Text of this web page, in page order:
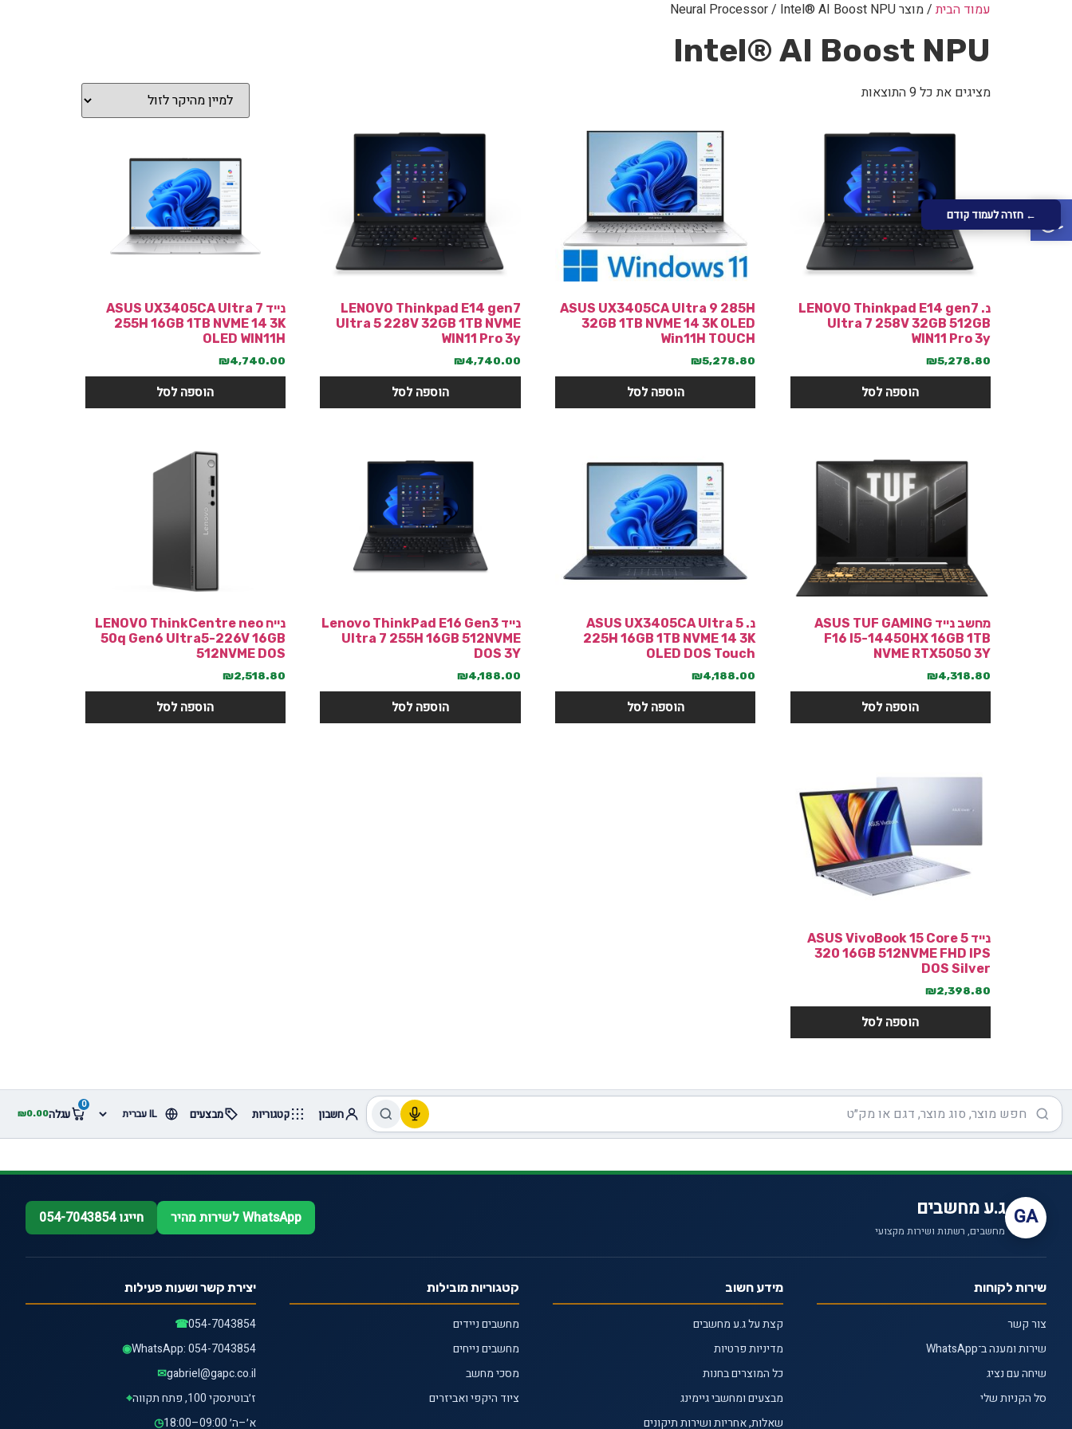
עמוד הבית/ מוצר Neural Processor / Intel® AI Boost NPU
Intel® AI Boost NPU
מציגים את כל ⁦9⁩ התוצאות
נ. LENOVO Thinkpad E14 gen7
Ultra 7 258V 32GB 512GB
WIN11 Pro 3y
₪5,278.80
הוספה לסל
ASUS UX3405CA Ultra 9 285H
32GB 1TB NVME 14 3K OLED
Win11H TOUCH
₪5,278.80
הוספה לסל
LENOVO Thinkpad E14 gen7
Ultra 5 228V 32GB 1TB NVME
WIN11 Pro 3y
₪4,740.00
הוספה לסל
נייד ASUS UX3405CA Ultra 7
255H 16GB 1TB NVME 14 3K
OLED WIN11H
₪4,740.00
הוספה לסל
מחשב נייד ASUS TUF GAMING
F16 I5-14450HX 16GB 1TB
NVME RTX5050 3Y
₪4,318.80
הוספה לסל
נ. ASUS UX3405CA Ultra 5
225H 16GB 1TB NVME 14 3K
OLED DOS Touch
₪4,188.00
הוספה לסל
נייד Lenovo ThinkPad E16 Gen3
Ultra 7 255H 16GB 512NVME
DOS 3Y
₪4,188.00
הוספה לסל
נייח LENOVO ThinkCentre neo
50q Gen6 Ultra5-226V 16GB
512NVME DOS
₪2,518.80
הוספה לסל
נייד ASUS VivoBook 15 Core 5
320 16GB 512NVME FHD IPS
DOS Silver
₪2,398.80
הוספה לסל
חשבון קטגוריות מבצעים
0
עגלה ₪0.00
← חזרה לעמוד קודם
פתח סרגל נגישות
GA ג.ע מחשבים
מחשבים, רשתות ושירות מקצועי
WhatsApp לשירות מהיר חייגו 054-7043854
שירות לקוחות
צור קשר
שירות ומענה ב־WhatsApp
שיחה עם נציג
סל הקניות שלי
מידע חשוב
קצת על ג.ע מחשבים
מדיניות פרטיות
כל המוצרים בחנות
מבצעים ומחשבי גיימינג
שאלות, אחריות ושירות תיקונים
קטגוריות מובילות
מחשבים ניידים
מחשבים נייחים
מסכי מחשב
ציוד היקפי ואביזרים
יצירת קשר ושעות פעילות
☎054-7043854
◉WhatsApp: 054-7043854
✉gabriel@gapc.co.il
⌖
ז׳בוטינסקי 100, פתח תקווה
◷
א׳–ה׳ 09:00–18:00